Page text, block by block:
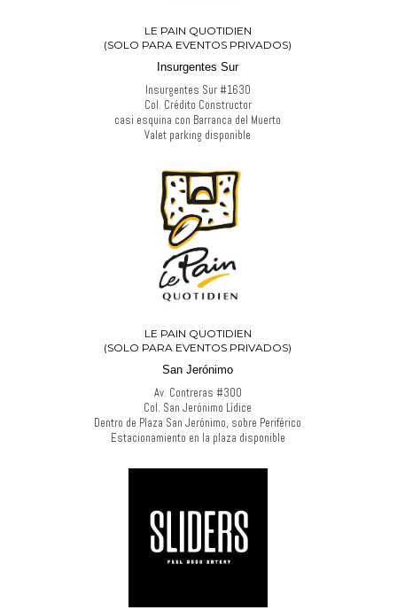
LE PAIN QUOTIDIEN
(SOLO PARA EVENTOS PRIVADOS)
Insurgentes Sur
Insurgentes Sur #1630
Col. Crédito Constructor
casi esquina con Barranca del Muerto
Valet parking disponible
LE PAIN QUOTIDIEN
(SOLO PARA EVENTOS PRIVADOS)
San Jerónimo
Av. Contreras #300
Col. San Jerónimo Lídice
Dentro de Plaza San Jerónimo, sobre Periférico
Estacionamiento en la plaza disponible